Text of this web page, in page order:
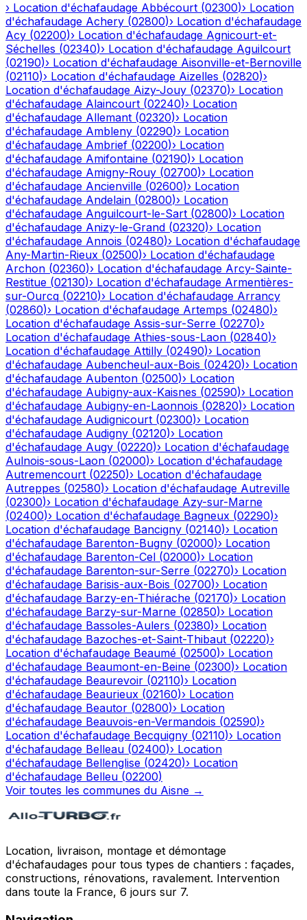
› Location d'échafaudage Abbécourt (02300)› Location
d'échafaudage Achery (02800)› Location d'échafaudage
Acy (02200)› Location d'échafaudage Agnicourt-et-
Séchelles (02340)› Location d'échafaudage Aguilcourt
(02190)› Location d'échafaudage Aisonville-et-Bernoville
(02110)› Location d'échafaudage Aizelles (02820)›
Location d'échafaudage Aizy-Jouy (02370)› Location
d'échafaudage Alaincourt (02240)› Location
d'échafaudage Allemant (02320)› Location
d'échafaudage Ambleny (02290)› Location
d'échafaudage Ambrief (02200)› Location
d'échafaudage Amifontaine (02190)› Location
d'échafaudage Amigny-Rouy (02700)› Location
d'échafaudage Ancienville (02600)› Location
d'échafaudage Andelain (02800)› Location
d'échafaudage Anguilcourt-le-Sart (02800)› Location
d'échafaudage Anizy-le-Grand (02320)› Location
d'échafaudage Annois (02480)› Location d'échafaudage
Any-Martin-Rieux (02500)› Location d'échafaudage
Archon (02360)› Location d'échafaudage Arcy-Sainte-
Restitue (02130)› Location d'échafaudage Armentières-
sur-Ourcq (02210)› Location d'échafaudage Arrancy
(02860)› Location d'échafaudage Artemps (02480)›
Location d'échafaudage Assis-sur-Serre (02270)›
Location d'échafaudage Athies-sous-Laon (02840)›
Location d'échafaudage Attilly (02490)› Location
d'échafaudage Aubencheul-aux-Bois (02420)› Location
d'échafaudage Aubenton (02500)› Location
d'échafaudage Aubigny-aux-Kaisnes (02590)› Location
d'échafaudage Aubigny-en-Laonnois (02820)› Location
d'échafaudage Audignicourt (02300)› Location
d'échafaudage Audigny (02120)› Location
d'échafaudage Augy (02220)› Location d'échafaudage
Aulnois-sous-Laon (02000)› Location d'échafaudage
Autremencourt (02250)› Location d'échafaudage
Autreppes (02580)› Location d'échafaudage Autreville
(02300)› Location d'échafaudage Azy-sur-Marne
(02400)› Location d'échafaudage Bagneux (02290)›
Location d'échafaudage Bancigny (02140)› Location
d'échafaudage Barenton-Bugny (02000)› Location
d'échafaudage Barenton-Cel (02000)› Location
d'échafaudage Barenton-sur-Serre (02270)› Location
d'échafaudage Barisis-aux-Bois (02700)› Location
d'échafaudage Barzy-en-Thiérache (02170)› Location
d'échafaudage Barzy-sur-Marne (02850)› Location
d'échafaudage Bassoles-Aulers (02380)› Location
d'échafaudage Bazoches-et-Saint-Thibaut (02220)›
Location d'échafaudage Beaumé (02500)› Location
d'échafaudage Beaumont-en-Beine (02300)› Location
d'échafaudage Beaurevoir (02110)› Location
d'échafaudage Beaurieux (02160)› Location
d'échafaudage Beautor (02800)› Location
d'échafaudage Beauvois-en-Vermandois (02590)›
Location d'échafaudage Becquigny (02110)› Location
d'échafaudage Belleau (02400)› Location
d'échafaudage Bellenglise (02420)› Location
d'échafaudage Belleu (02200)
Voir toutes les communes du Aisne →
Location, livraison, montage et démontage
d'échafaudages pour tous types de chantiers : façades,
constructions, rénovations, ravalement. Intervention
dans toute la France, 6 jours sur 7.